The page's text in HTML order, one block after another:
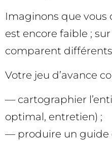
Imaginons que vous
est encore faible ;
comparent
Votre jeu d’avance
— cartographier
optimal, entretien) ;
— produire un guide